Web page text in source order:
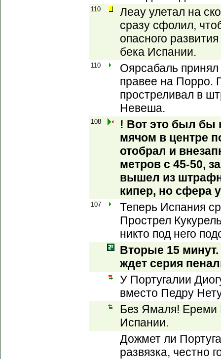
110
Леау улетал на
сразу сфолил,
опасного
бека Испании.
110
Оярсабаль
правее на Порро.
простреливал в
Невеша.
108
! Вот это был бы
мячом в центре
отобрал и
метров с 45-50,
вышел из
кипер, но сфера
107
Теперь Испания
Прострел
никто под него
Вторые 15
ждет серия
У Португалии
вместо Педру
Без Ямаля! Ереми
Испании.
Дожмет ли
развязка, честно